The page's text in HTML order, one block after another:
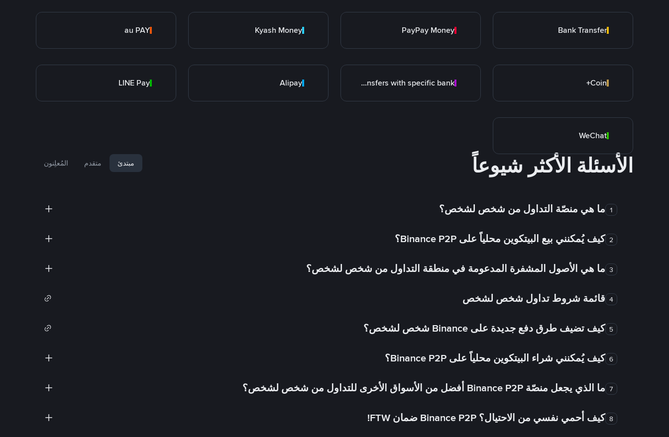
Bank Transfer
PayPay Money
Kyash Money
au PAY
Coin+
Transfers with specific bank
Alipay
LINE Pay
WeChat
الأسئلة الأكثر شيوعاً مبتدئ متقدم المُعلِنون
1 ما هي منصّة التداول من شخص لشخص؟
2 كيف يُمكنني بيع البيتكوين محلياً على Binance P2P؟
3 ما هي الأصول المشفرة المدعومة في منطقة التداول من شخص لشخص؟
4 قائمة شروط تداول شخص لشخص
5 كيف تضيف طرق دفع جديدة على Binance شخص لشخص؟
6 كيف يُمكنني شراء البيتكوين محلياً على Binance P2P؟
7 ما الذي يجعل منصّة Binance P2P أفضل من الأسواق الأخرى للتداول من شخص لشخص؟
8 كيف أحمي نفسي من الاحتيال؟ Binance P2P ضمان FTW!